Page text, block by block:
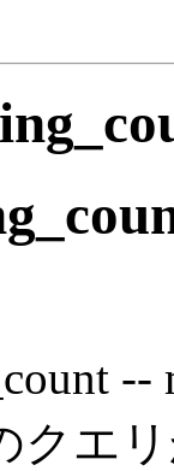
--
クエ